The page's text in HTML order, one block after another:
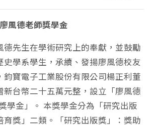
廖風德老師獎學金
先生在學術研究上的奉獻，並鼓勵
史學系學生，承續、發揚廖風德校友
鈞寶電子工業股份有限公司楊正利董
新台幣二十五萬元整，設立「廖風德
學金」。 本獎學金分為「研究出版
育獎」二類。「研究出版獎」：獎助